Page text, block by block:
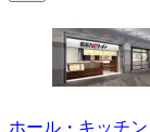
ホール・キッチ